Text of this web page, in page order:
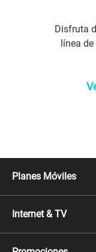
Disfruta de
línea de
Planes Móviles
Línea Nueva
Línea Adicional
Migración
Internet & TV
Internet + TV